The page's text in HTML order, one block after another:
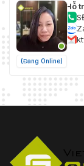
(Đang Online)
Hỗ